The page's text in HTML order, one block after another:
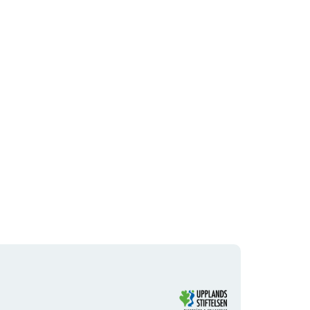
Organisationens